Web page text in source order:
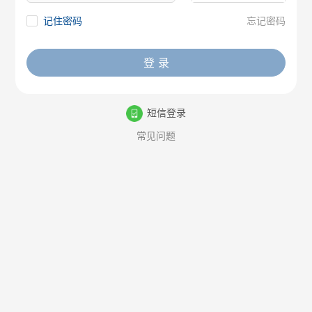
记住密码 忘记密码
登 录
短信登录
常见问题